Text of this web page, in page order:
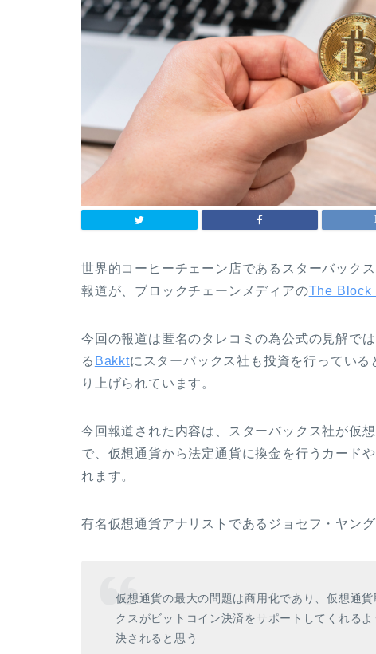
世界的コーヒーチェーン店であるスターバック
報道が、ブロックチェーンメディアのThe Block
今回の報道は匿名のタレコミの為公式の見解で
る Bakktにスターバックス社も投資を行ってい
り上げられています。
今回報道された内容は、スターバックス社が仮
で、仮想通貨から法定通貨に換金を行うカード
れます。
有名仮想通貨アナリストであるジョセフ・ヤン
仮想通貨の最大の問題は商用化であり、仮想通
クスがビットコイン決済をサポートしてくれる
決されると思う